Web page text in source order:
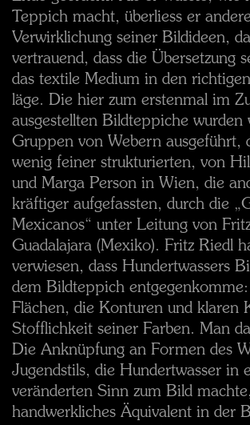
Teppich macht, überliess er
Verwirklichung seiner Bildideen,
vertrauend, dass die Übersetzung
das textile Medium in den
läge. Die hier zum erstenmal im
ausgestellten Bildteppiche wurden
Gruppen von Webern ausgeführt,
wenig feiner strukturierten, von
und Marga Person in Wien, die
kräftiger aufgefassten, durch die
Mexicanos“ unter Leitung von
Guadalajara (Mexiko). Fritz Riedl
verwiesen, dass Hundertwassers
dem Bildteppich
Flächen, die Konturen und klaren
Stofflichkeit seiner Farben. Man
Die Anknüpfung an Formen des
Jugendstils, die Hundertwasser in
veränderten Sinn zum Bild
handwerkliches Äquivalent in der